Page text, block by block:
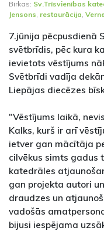
Birkas: Sv.Trīsvienības
Jensons restaurācija
7.jūnija pēcpusdienā
svētbrīdis, pēc kura
ievietots vēstījums
Svētbrīdi vadīja
Liepājas diecēzes
"Vēstījums laikā,
Kalks, kurš ir arī
ietver gan mācītāja
cilvēkus simts gadus
katedrāles
gan projekta autori
draudzes un
vadošās
bijusi iespējama